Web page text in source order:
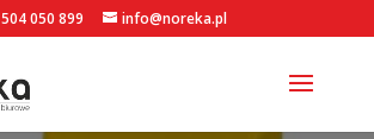
504 050 899 info@noreka.pl